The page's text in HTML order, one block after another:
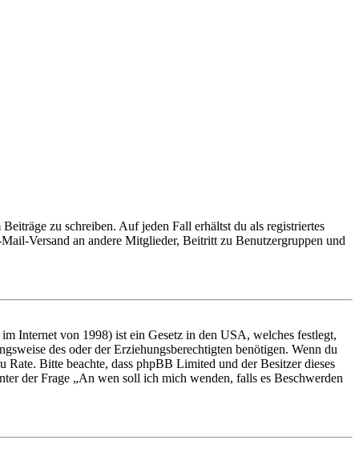
zu schreiben. Auf jeden Fall erhältst du als registriertes
Versand an andere Mitglieder, Beitritt zu Benutzergruppen und
Internet von 1998) ist ein Gesetz in den USA, welches festlegt,
des oder der Erziehungsberechtigten benötigen. Wenn du
Bitte beachte, dass phpBB Limited und der Besitzer dieses
der Frage „An wen soll ich mich wenden, falls es Beschwerden